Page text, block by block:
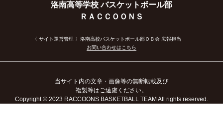
洛南高等学校 バスケットボール部
ＲＡＣＣＯＯＮＳ
〈 サイト運営管理 〉洛南高校バスケットボール部ＯＢ会 広報担当
お問い合わせはこちら
当サイト内の文章・画像等の無断転載及び
複製等はご遠慮ください。
Copyright© 2023 RACCOONS BASKETBALL TEAM All rights reserved.